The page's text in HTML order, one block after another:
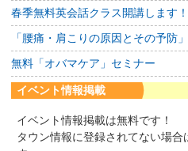
春季無料英会話クラス開講します！
「腰痛・肩こりの原因とその予防
無料「オバマケア」セミナー
イベント情報掲載
イベント情報掲載は無料です！
タウン情報に登録されてない場